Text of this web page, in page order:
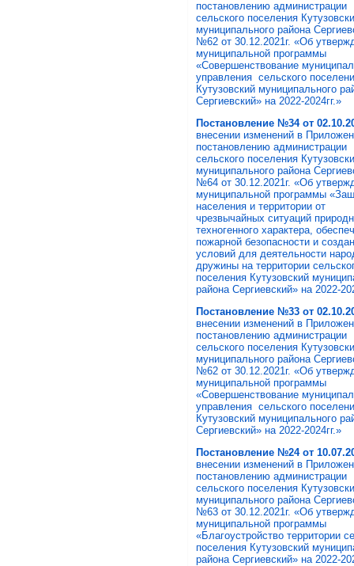
постановлению администрации
сельского поселения
муниципального района
№62 от 30.12.2021г. «Об
муниципальной программы
«Совершенствование
управления сельского
Кутузовский муниципального
Сергиевский» на 2022-2024гг.»
Постановление №34 от
внесении изменений в
постановлению администрации
сельского поселения
муниципального района
№64 от 30.12.2021г. «Об
муниципальной программы
населения и территории от
чрезвычайных ситуаций
техногенного характера,
пожарной безопасности и
условий для деятельности
дружины на территории
поселения Кутузовский
района Сергиевский» на 2022-
Постановление №33 от
внесении изменений в
постановлению администрации
сельского поселения
муниципального района
№62 от 30.12.2021г. «Об
муниципальной программы
«Совершенствование
управления сельского
Кутузовский муниципального
Сергиевский» на 2022-2024гг.»
Постановление №24 от
внесении изменений в
постановлению администрации
сельского поселения
муниципального района
№63 от 30.12.2021г. «Об
муниципальной программы
«Благоустройство территории
поселения Кутузовский
района Сергиевский» на 2022-